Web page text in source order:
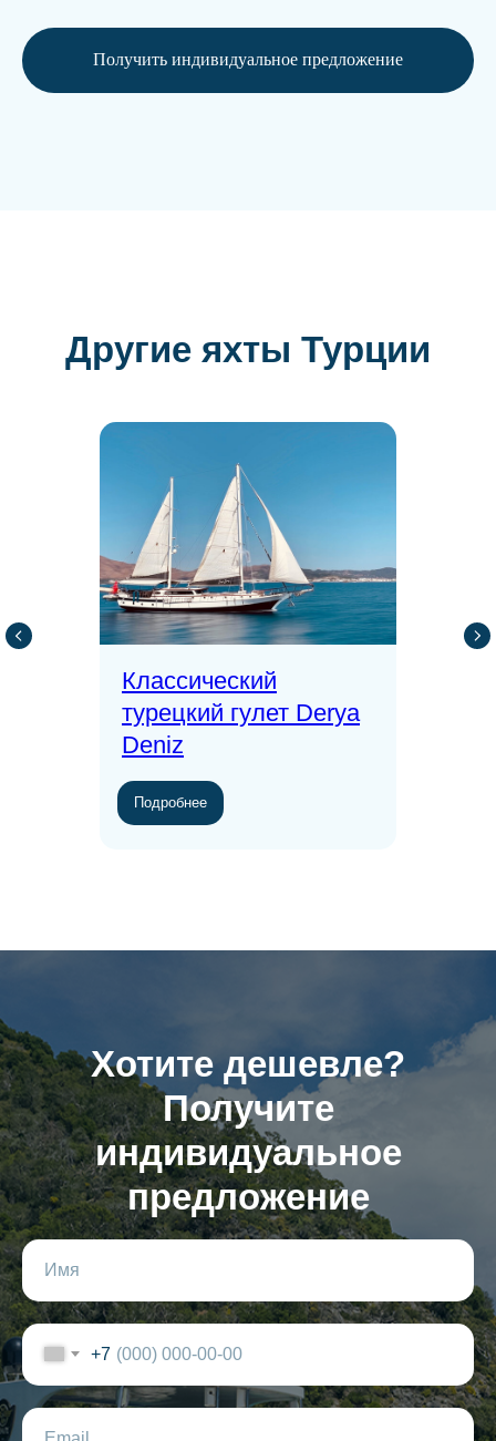
Получить индивидуальное предложение
Другие яхты Турции
Классический
турецкий гулет Derya
Deniz
Подробнее
Хотите дешевле?
Получите
индивидуальное
предложение
+7